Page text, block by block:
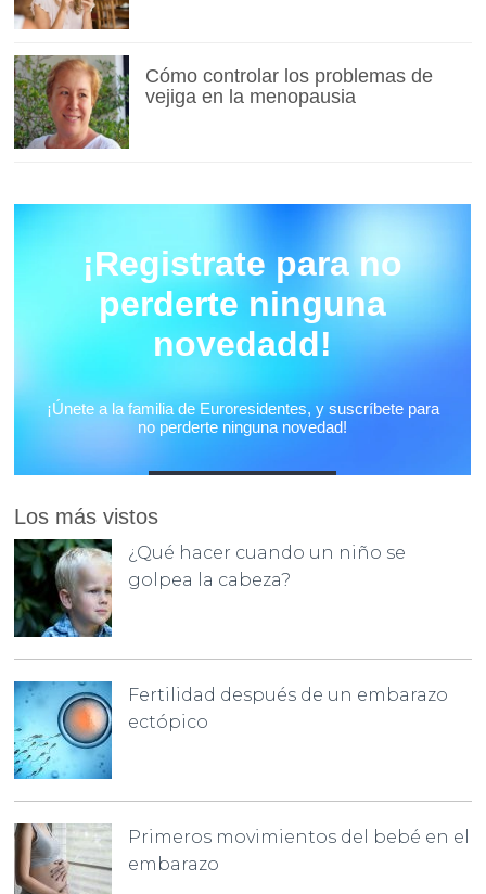
Cómo controlar los problemas de
vejiga en la menopausia
Los más vistos
¿Qué hacer cuando un niño se
golpea la cabeza?
Fertilidad después de un embarazo
ectópico
Primeros movimientos del bebé en el
embarazo